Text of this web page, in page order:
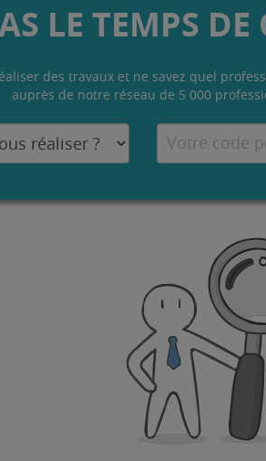
LE TEMPS DE
des travaux et ne savez quel
auprès de notre réseau de 5 000